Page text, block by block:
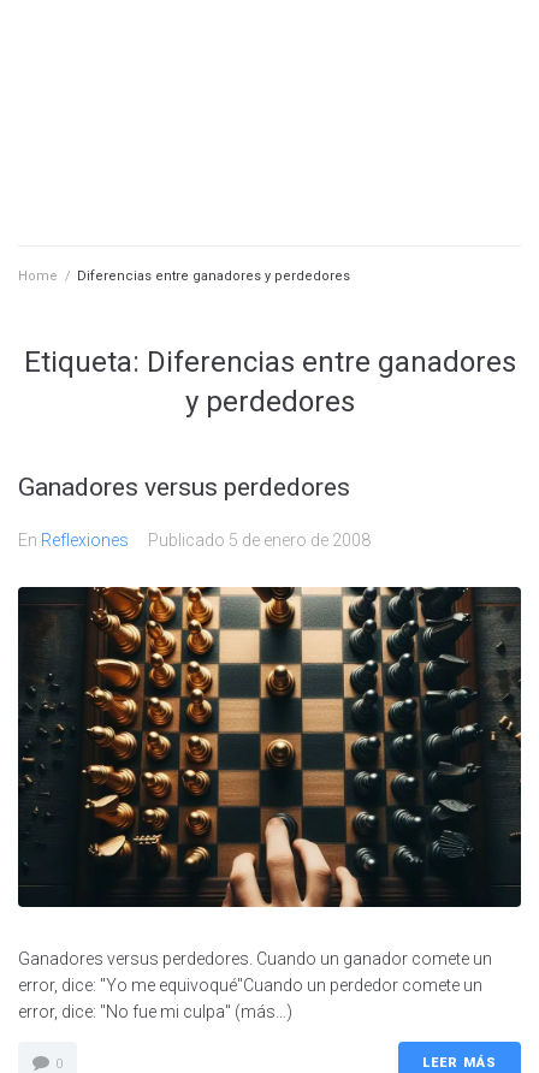
Home / Diferencias entre ganadores y perdedores
Etiqueta: Diferencias entre ganadores
y perdedores
Ganadores versus perdedores
En Reflexiones Publicado 5 de enero de 2008
Ganadores versus perdedores. Cuando un ganador comete un
error, dice: "Yo me equivoqué"Cuando un perdedor comete un
error, dice: "No fue mi culpa" (más…)
0 LEER MÁS